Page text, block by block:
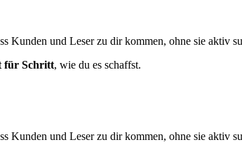
Kunden und Leser zu dir kommen, ohne sie aktiv
für Schritt, wie du es schaffst.
Kunden und Leser zu dir kommen, ohne sie aktiv